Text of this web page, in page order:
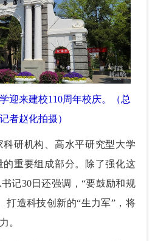
迎来建校110周年校庆。（总
者赵化拍摄）
研机构、高水平研究型大学
重要组成部分。除了强化这
记30日还强调，“要鼓励和规
打造科技创新的“生力军”，将
。